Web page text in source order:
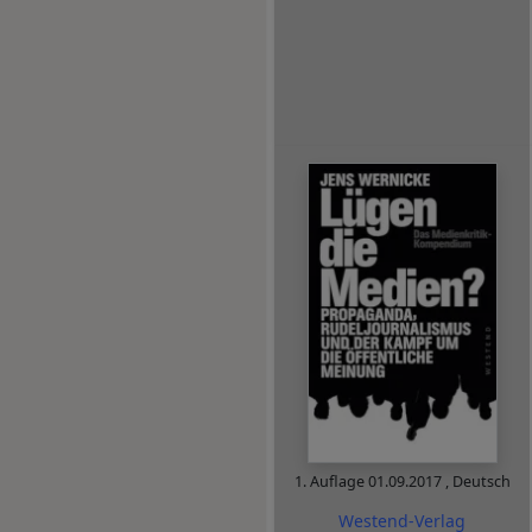
1. Auflage01.09.2017 , Deutsch
Westend-Verlag